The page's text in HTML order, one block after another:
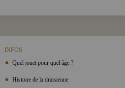
INFOS
Quel jouet pour quel âge ?
Histoire de la draisienne